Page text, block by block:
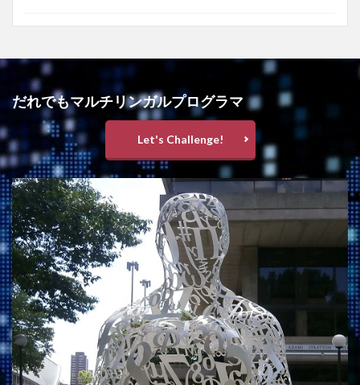
だれでもマルチリンガルプログラマ
Let's Challenge!